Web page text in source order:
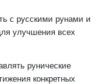
с русскими рунами и
улучшения всех
рунические
конкретных